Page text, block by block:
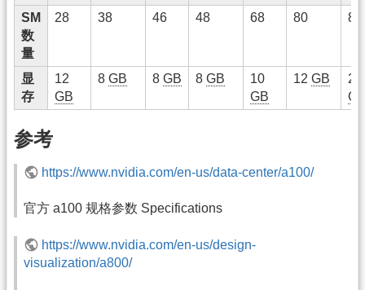
SM
数
量
28 38 46 48 68 80 82
显
存
12
GB
8 GB 8 GB 8 GB
10
GB
12 GB
24
参考
https://www.nvidia.com/en-us/data-center/a100/
官方 a100 规格参数 Specifications
https://www.nvidia.com/en-us/design-
visualization/a800/